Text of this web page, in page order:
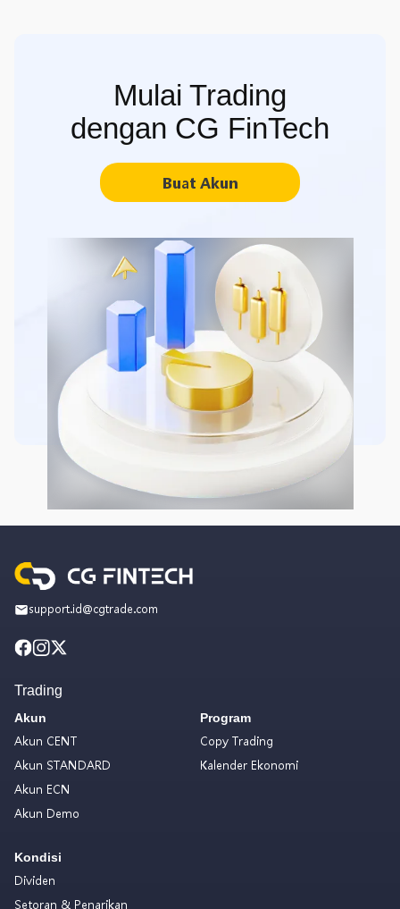
Mulai Trading
dengan CG FinTech
Buat Akun
support.id@cgtrade.com
Trading
Akun
Akun CENT
Akun STANDARD
Akun ECN
Akun Demo
Kondisi
Dividen
Setoran & Penarikan
Program
Copy Trading
Kalender Ekonomi